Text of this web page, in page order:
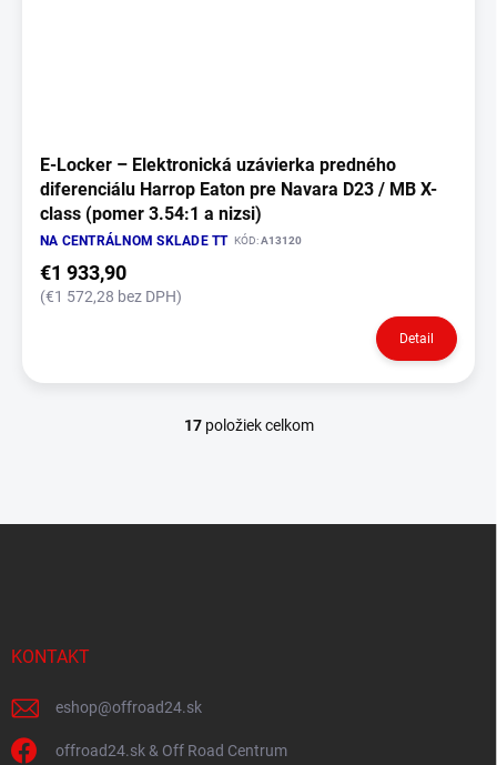
E‑Locker – Elektronická uzávierka predného
diferenciálu Harrop Eaton pre Navara D23 / MB X-
class (pomer 3.54:1 a nizsi)
NA CENTRÁLNOM SKLADE TT KÓD:A13120
€1 933,90
(€1 572,28 bez DPH)
Detail
O
d
ý
17položiek celkom
KONTAKT
eshop@offroad24.sk
offroad24.sk & Off Road Centrum